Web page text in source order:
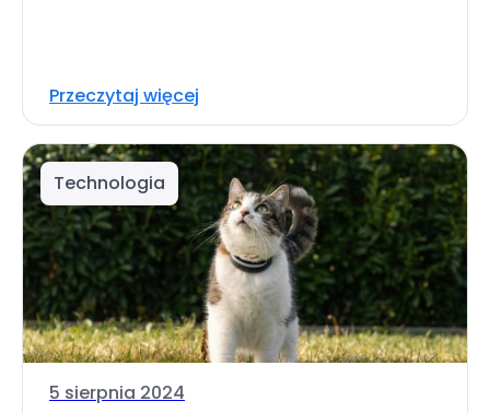
Przeczytaj więcej
Technologia
5 sierpnia 2024